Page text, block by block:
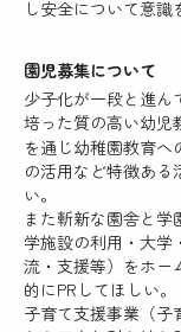
し安全について意識
園児募集について
少子化が一段と進ん
培った質の高い幼児
を通じ幼稚園教育
の活用など特徴ある
い。
また斬新な園舎と
学施設の利用・大学
流・支援等）をホー
的にPRしてほしい。
子育て支援事業（子